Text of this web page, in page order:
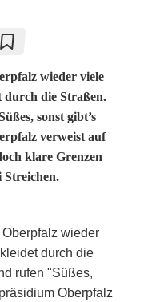
wieder viele
die Straßen.
sonst gibt’s
verweist auf
klare Grenzen
Streichen.